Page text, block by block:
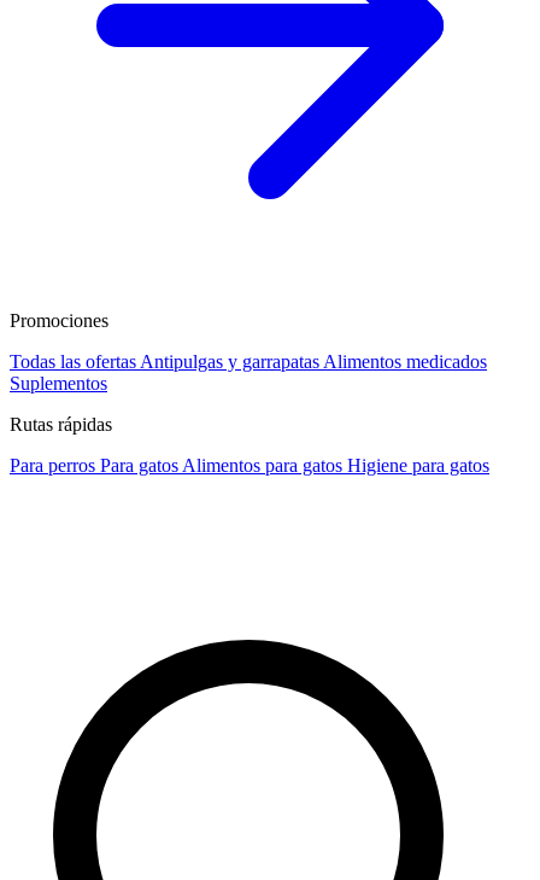
Promociones
Todas las ofertas Antipulgas y garrapatas Alimentos medicados
Suplementos
Rutas rápidas
Para perros Para gatos Alimentos para gatos Higiene para gatos